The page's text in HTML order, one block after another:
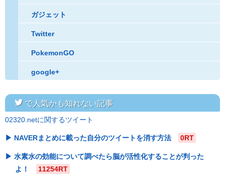
ガジェット
Twitter
PokemonGO
google+
twitterで人気かも知れない記事
02320.netに関するツイート
NAVERまとめに載った自分のツイートを消す方法 0RT
水素水の効能について調べたら脳が活性化することが判った
よ！
11254RT